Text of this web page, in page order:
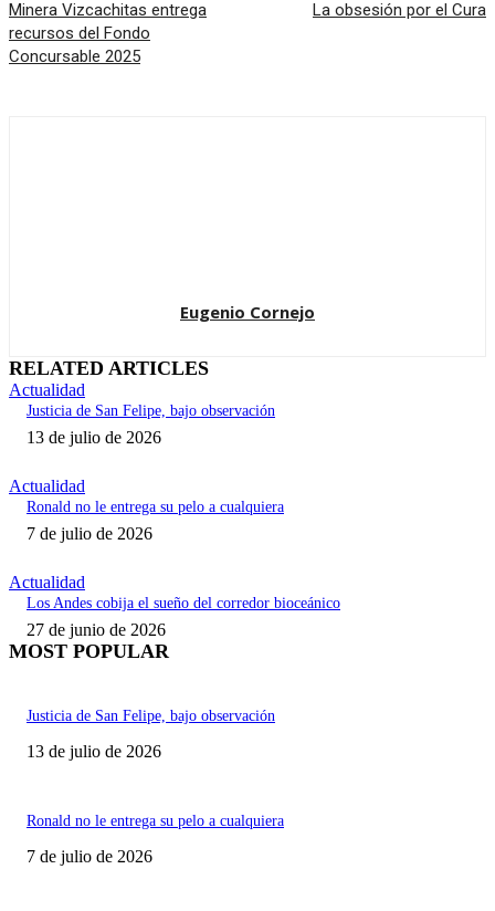
Minera Vizcachitas entrega
recursos del Fondo
Concursable 2025
La obsesión por el Cura
Eugenio Cornejo
RELATED ARTICLES
Actualidad
Justicia de San Felipe, bajo observación
13 de julio de 2026
Actualidad
Ronald no le entrega su pelo a cualquiera
7 de julio de 2026
Actualidad
Los Andes cobija el sueño del corredor bioceánico
27 de junio de 2026
MOST POPULAR
Justicia de San Felipe, bajo observación
13 de julio de 2026
Ronald no le entrega su pelo a cualquiera
7 de julio de 2026